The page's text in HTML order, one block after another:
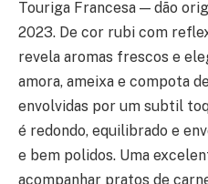
Touriga Francesa — dão
2023. De cor rubi com
revela aromas frescos e
amora, ameixa e compota
envolvidas por um subtil
é redondo, equilibrado e
e bem polidos. Uma
acompanhar pratos de